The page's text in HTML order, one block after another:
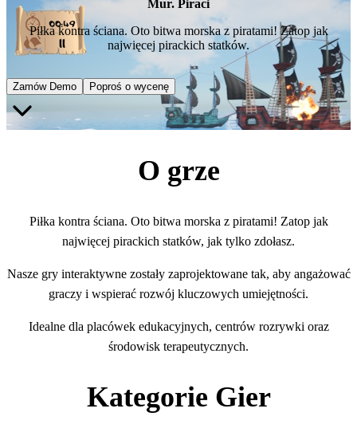
Mur. Piraci
Piłka kontra ściana. Oto bitwa morska z piratami! Zatop jak
najwięcej pirackich statków.
Zamów Demo Poproś o wycenę
O grze
Piłka kontra ściana. Oto bitwa morska z piratami! Zatop jak
najwięcej pirackich statków, jak tylko zdołasz.
Nasze gry interaktywne zostały zaprojektowane tak, aby angażować
graczy i wspierać rozwój kluczowych umiejętności.
Idealne dla placówek edukacyjnych, centrów rozrywki oraz
środowisk terapeutycznych.
Kategorie Gier